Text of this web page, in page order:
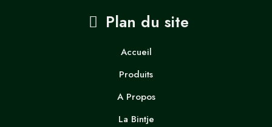
Plan du site
Accueil
Produits
A Propos
La Bintje